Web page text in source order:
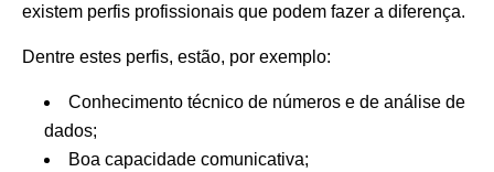
existem perfis profissionais que podem fazer a diferença.
Dentre estes perfis, estão, por exemplo:
Conhecimento técnico de números e de análise de
dados;
Boa capacidade comunicativa;